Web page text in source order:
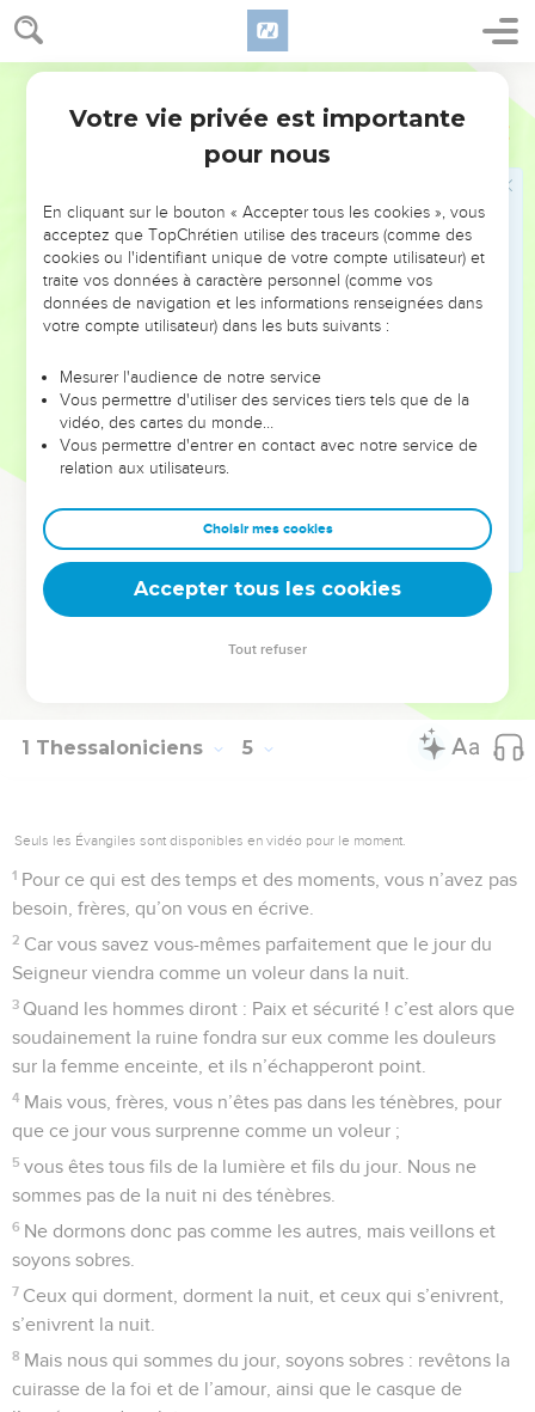
1 Thessaloniciens 4
13 Nous ne voulons pas, frères, que vous soyez dans
l’ignorance au sujet de ceux qui dorment, afin que vous ne
d’espérance.
En effet, si nous croyons que Jésus est mort et qu’il est
ressuscité, (nous croyons aussi que) Dieu ramènera aussi par
Jésus, et avec lui, ceux qui se sont endormis.
Voici, en effet, ce que nous vous déclarons, d’après une
parole du Seigneur : nous les vivants, restés pour
l’avènement du Seigneur, nous ne devancerons pas ceux qui
se sont endormis.
Car le Seigneur lui-même, à un signal donné, à la voix d’un
archange, au son de la trompette de Dieu, descendra du ciel,
et les morts en Christ ressusciteront en premier lieu.
Ensuite, nous les vivants, qui serons restés, nous serons
du Seigneur dans les airs, et ainsi nous serons toujours avec
le Seigneur.
Consolez-vous donc les uns les autres par ces paroles.
© Société biblique française – Bibli’O, 1978, avec autorisation. Pour vous procurer
1 Thessaloniciens 5
Seuls les Évangiles sont disponibles en vidéo pour le moment.
1 Pour ce qui est des temps et des moments, vous n’avez pas
besoin, frères, qu’on vous en écrive.
2 Car vous savez vous-mêmes parfaitement que le jour du
Seigneur viendra comme un voleur dans la nuit.
3 Quand les hommes diront : Paix et sécurité ! c’est alors que
soudainement la ruine fondra sur eux comme les douleurs
sur la femme enceinte, et ils n’échapperont point.
4 Mais vous, frères, vous n’êtes pas dans les ténèbres, pour
que ce jour vous surprenne comme un voleur ;
5 vous êtes tous fils de la lumière et fils du jour. Nous ne
sommes pas de la nuit ni des ténèbres.
6 Ne dormons donc pas comme les autres, mais veillons et
soyons sobres.
7 Ceux qui dorment, dorment la nuit, et ceux qui s’enivrent,
s’enivrent la nuit.
8 Mais nous qui sommes du jour, soyons sobres : revêtons la
cuirasse de la foi et de l’amour, ainsi que le casque de
Votre vie privée est importante
pour nous
En cliquant sur le bouton « Accepter tous les cookies », vous
acceptez que TopChrétien utilise des traceurs (comme des
cookies ou l'identifiant unique de votre compte utilisateur) et
traite vos données à caractère personnel (comme vos
données de navigation et les informations renseignées dans
votre compte utilisateur) dans les buts suivants :
Mesurer l'audience de notre service
Vous permettre d'utiliser des services tiers tels que de la
vidéo, des cartes du monde…
Vous permettre d'entrer en contact avec notre service de
relation aux utilisateurs.
Choisir mes cookies
Accepter tous les cookies
Tout refuser